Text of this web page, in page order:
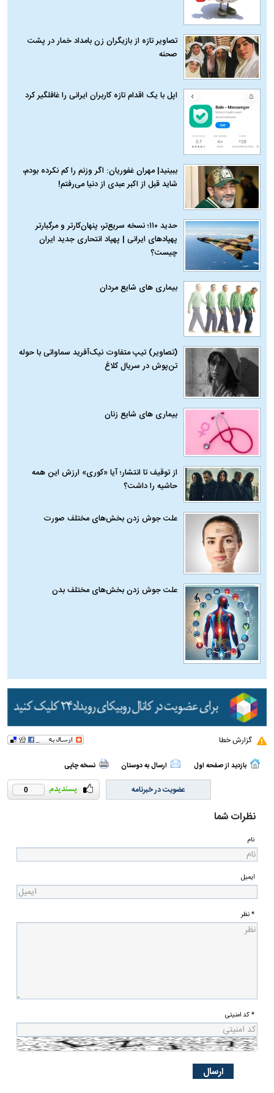
تصاویر تازه از بازیگران زن بامداد خمار در پشت
صحنه
اپل با یک اقدام تازه کاربران ایرانی را غافلگیر کرد
ببینید| مهران غفوریان: اگر وزنم را کم نکرده بودم،
شاید قبل از اکبر عبدی از دنیا می‌رفتم!
حدید ۱۱۰؛ نسخه سریع‌تر، پنهان‌کارتر و مرگبارتر
پهپادهای ایرانی | پهپاد انتحاری جدید ایران
چیست؟
بیماری‌ های شایع مردان
(تصاویر) تیپ متفاوت نیک‌آفرید سماواتی با حوله
تن‌پوش در سریال کلاغ
بیماری‌ های شایع زنان
از توقیف تا انتشار؛ آیا «کوری» ارزش این همه
حاشیه را داشت؟
علت جوش زدن بخش‌های مختلف صورت
علت جوش زدن بخش‌های مختلف بدن
گزارش خطا
بازدید از صفحه اول ارسال به دوستان نسخه چاپی
0 عضویت در خبرنامه
نظرات شما
نام
ایمیل
* نظر
* کد امنیتی